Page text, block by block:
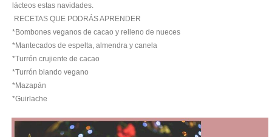
lácteos estas navidades.
RECETAS QUE PODRÁS APRENDER
*Bombones veganos de cacao y relleno de nueces
*Mantecados de espelta, almendra y canela
*Turrón crujiente de cacao
*Turrón blando vegano
*Mazapán
*Guirlache